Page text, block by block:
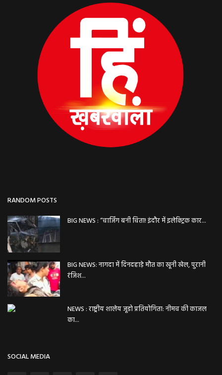
RANDOM POSTS
BIG NEWS : “चार्जिंग बनी चिता! इंदौर में इलेक्ट्रिक कार...
BIG NEWS: नागदा में दिनदहाड़े मौत का खूनी खेल, पुरानी
रंजिश...
NEWS : राष्ट्रीय शालेय जूडो प्रतियोगिता: नीमच की काजल
का...
SOCIAL MEDIA